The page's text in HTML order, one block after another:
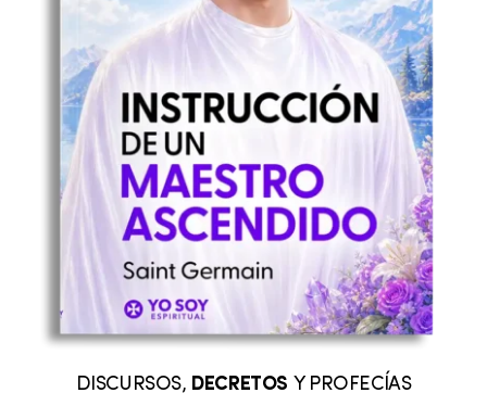
DISCURSOS, DECRETOS Y PROFECÍAS